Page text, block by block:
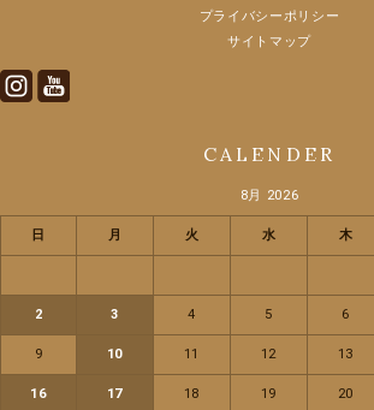
プライバシーポリシー
サイトマップ
Instagram
CALENDER
8月 2026
日 月 火 水 木
2 3 4 5 6
9 10 11 12 13
16 17 18 19 20